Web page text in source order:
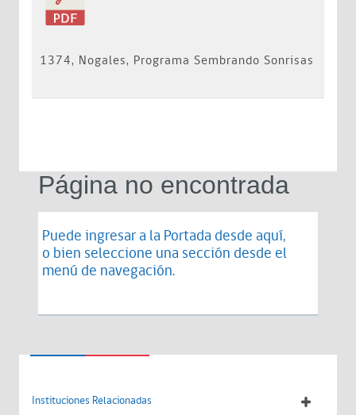
1374, Nogales, Programa Sembrando Sonrisas
Página no encontrada
Puede ingresar a la Portada desde aquí,
o bien seleccione una sección desde el
menú de navegación.
Instituciones Relacionadas